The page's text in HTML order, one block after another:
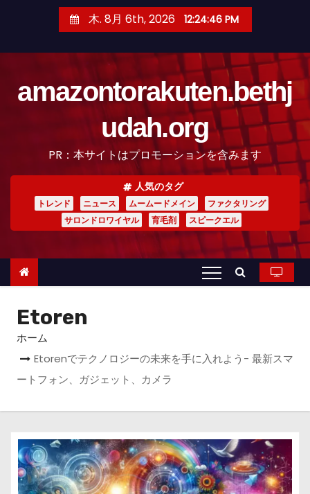
木. 8月 6th, 2026 12:24:47 PM
amazontorakuten.bethj
udah.org
PR：本サイトはプロモーションを含みます
人気のタグ
トレンド ニュース ムームードメイン
ファクタリング
サロンドロワイヤル
育毛剤 スピークエル
Etoren
ホーム
Etorenでテクノロジーの未来を手に入れよう- 最新スマ
ートフォン、ガジェット、カメラ